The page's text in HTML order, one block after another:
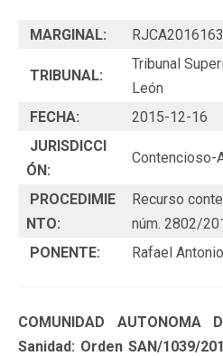
MARGINAL: RJCA2016163
TRIBUNAL:
Tribunal
León
FECHA:
2015-12-16
JURISDICCI
ÓN:
Contencioso-
PROCEDIMIE
NTO:
Recurso
núm. 2802/
PONENTE:
Rafael
COMUNIDAD AUTONOMA
Sanidad: Orden SAN/1039/